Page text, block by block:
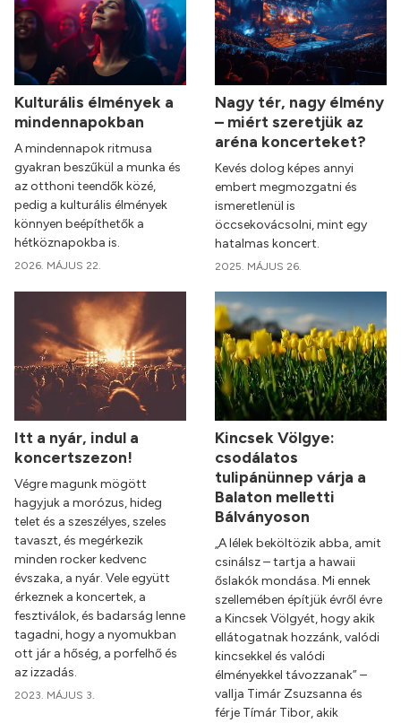
Kulturális élmények a
mindennapokban
A mindennapok ritmusa
gyakran beszűkül a munka és
az otthoni teendők közé,
pedig a kulturális élmények
könnyen beépíthetők a
hétköznapokba is.
2026. MÁJUS 22.
Nagy tér, nagy élmény
– miért szeretjük az
aréna koncerteket?
Kevés dolog képes annyi
embert megmozgatni és
ismeretlenül is
öccsekovácsolni, mint egy
hatalmas koncert.
2025. MÁJUS 26.
Itt a nyár, indul a
koncertszezon!
Végre magunk mögött
hagyjuk a morózus, hideg
telet és a szeszélyes, szeles
tavaszt, és megérkezik
minden rocker kedvenc
évszaka, a nyár. Vele együtt
érkeznek a koncertek, a
fesztiválok, és badarság lenne
tagadni, hogy a nyomukban
ott jár a hőség, a porfelhő és
az izzadás.
2023. MÁJUS 3.
Kincsek Völgye:
csodálatos
tulipánünnep várja a
Balaton melletti
Bálványoson
„A lélek beköltözik abba, amit
csinálsz – tartja a hawaii
őslakók mondása. Mi ennek
szellemében építjük évről évre
a Kincsek Völgyét, hogy akik
ellátogatnak hozzánk, valódi
kincsekkel és valódi
élményekkel távozzanak” –
vallja Timár Zsuzsanna és
férje Tímár Tibor, akik